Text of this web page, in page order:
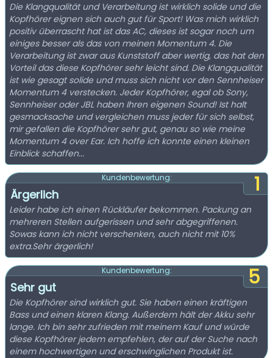
Die Klangqualität und Verarbeitung ist wirklich solide und die
Kopfhörer eignen sich auch gut für Sport! Was mich wirklich
positiv überrascht hat ist das AC, dieses ist sogar noch um
einiges besser als das von meinen Momentum 4. Die
Verarbeitung ist zwar aus Kunststoff aber wertig, das hat den
Vorteil das diese Kopfhörer sehr leicht sind. Die Klangqualität
ist wie gesagt solide und muss sich nicht vor den Sennheiser
Momentum 4 verstecken. Jeder Kopfhörer, egal ob Sony,
Sennheiser oder JBL haben Ihren eigenen Sound! Ist halt
gesmacksache und vergleichen muss jeder für sich selbst,
mir gefallen die Kopfhörer sehr gut, genau so wie meine
Momentum 4 over Ear. Ich hoffe ich konnte einen kleinen
Einblick schaffen...
1
Kundenbewertung:
Ärgerlich
Leider habe ich einen Rückläufer bekommen. Packung an
mehreren Stellen aufgerissen und sehr abgegriffenen.
Sowas kann ich nicht verschenken, auch nicht mit 10%
extra.Sehr ärgerlich!
5
Kundenbewertung:
Sehr gut
Die Kopfhörer sind wirklich gut. Sie haben einen kräftigen
Bass und einen klaren Klang. Außerdem hält der Akku sehr
lange. Ich bin sehr zufrieden mit meinem Kauf und würde
diese Kopfhörer jedem empfehlen, der auf der Suche nach
einem hochwertigen und erschwinglichen Produkt ist.